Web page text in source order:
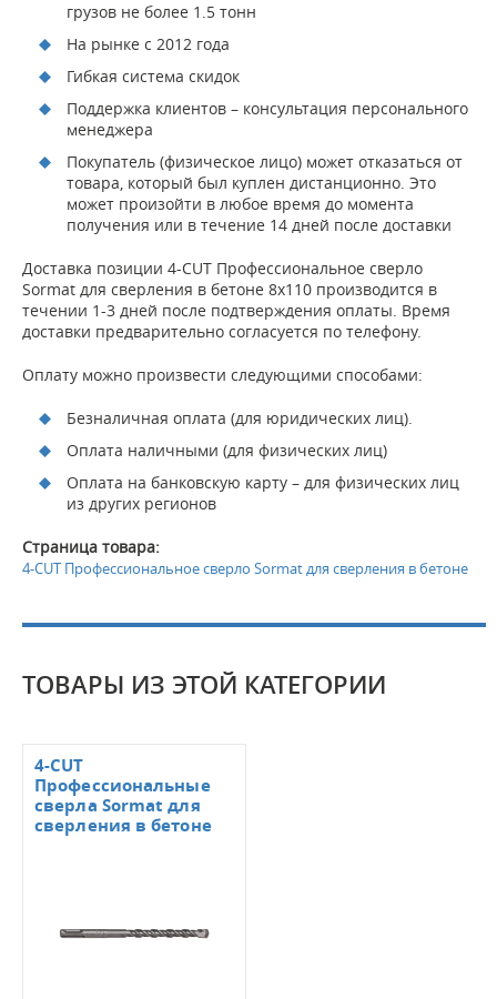
грузов не более 1.5 тонн
На рынке с 2012 года
Гибкая система скидок
Поддержка клиентов – консультация персонального
менеджера
Покупатель (физическое лицо) может отказаться от
товара, который был куплен дистанционно. Это
может произойти в любое время до момента
получения или в течение 14 дней после доставки
Доставка позиции 4-CUT Профессиональное сверло
Sormat для сверления в бетоне 8х110 производится в
течении 1-3 дней после подтверждения оплаты. Время
доставки предварительно согласуется по телефону.
Оплату можно произвести следующими способами:
Безналичная оплата (для юридических лиц).
Оплата наличными (для физических лиц)
Оплата на банковскую карту – для физических лиц
из других регионов
Страница товара:
4-CUT Профессиональное сверло Sormat для сверления в бетоне
ТОВАРЫ ИЗ ЭТОЙ КАТЕГОРИИ
4-CUT
Профессиональные
сверла Sormat для
сверления в бетоне